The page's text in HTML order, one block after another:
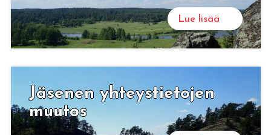
Lue lisää
Jä­se­nen yh­teys­tie­to­jen
muu­tos